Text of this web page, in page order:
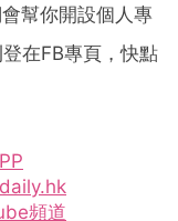
會幫你開設個人專
在FB專頁，快點
頻道